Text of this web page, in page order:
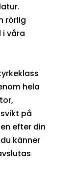
rörlig
i våra
hela
på
efter din
känner